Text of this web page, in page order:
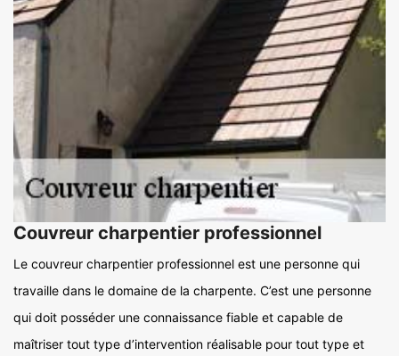
Couvreur charpentier professionnel
Le couvreur charpentier professionnel est une personne qui
travaille dans le domaine de la charpente. C’est une personne
qui doit posséder une connaissance fiable et capable de
maîtriser tout type d’intervention réalisable pour tout type et